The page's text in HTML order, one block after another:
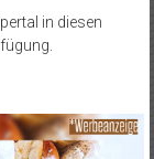
in diesen